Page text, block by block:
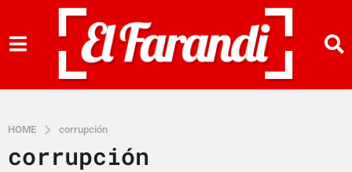
HOME corrupción
corrupción